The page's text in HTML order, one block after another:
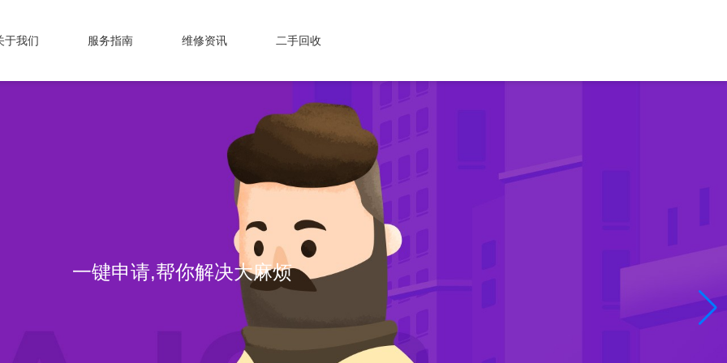
于我们 服务指南 维修资讯 二手回收
一键申请,帮你解决大麻烦